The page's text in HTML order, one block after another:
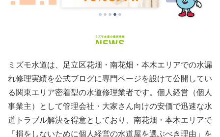
ミズモ水道は、足立区花畑・南花畑・本木エリアでの水漏
れ修理実績を公式ブログに専門ページを設けて公開してい
る関東エリア密着型の水道修理業者です。個人経営（個人
事業主）として管理会社・大家さん向けの安価で迅速な水
道トラブル解決を得意としており、南花畑・本木エリアで
「損をしないために個人経営の水道屋を選ぶべき理由」を